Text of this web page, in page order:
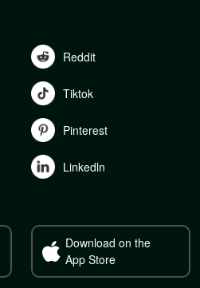
Reddit
Tiktok
Pinterest
Linkedln
Download on the
App Store